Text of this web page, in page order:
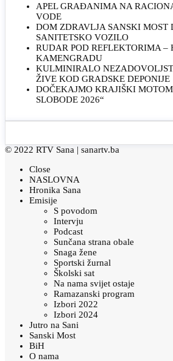
APEL GRAĐANIMA NA
VODE
DOM ZDRAVLJA SANSKI MOST
SANITETSKO VOZILO
RUDAR POD REFLEKTORIMA –
KAMENGRADU
KULMINIRALO
ŽIVE KOD GRADSKE DEPONIJE
DOČEKAJMO KRAJIŠKI
SLOBODE 2026“
© 2022 RTV Sana | sanartv.ba
Close
NASLOVNA
Hronika Sana
Emisije
S povodom
Intervju
Podcast
Sunčana strana obale
Snaga žene
Sportski žurnal
Školski sat
Na nama svijet ostaje
Ramazanski program
Izbori 2022
Izbori 2024
Jutro na Sani
Sanski Most
BiH
O nama